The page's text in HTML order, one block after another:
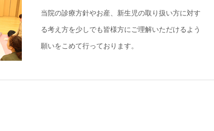
当院の診療方針やお産、新生児の取り扱い方に対す
る考え方を少しでも皆様方にご理解いただけるよう
願いをこめて行っております。